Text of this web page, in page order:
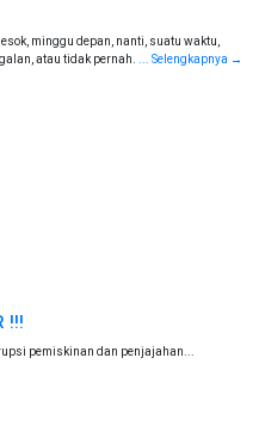
minggu depan, nanti, suatu waktu,
atau tidak pernah.
... Selengkapnya →
!!!
pemiskinan dan penjajahan...